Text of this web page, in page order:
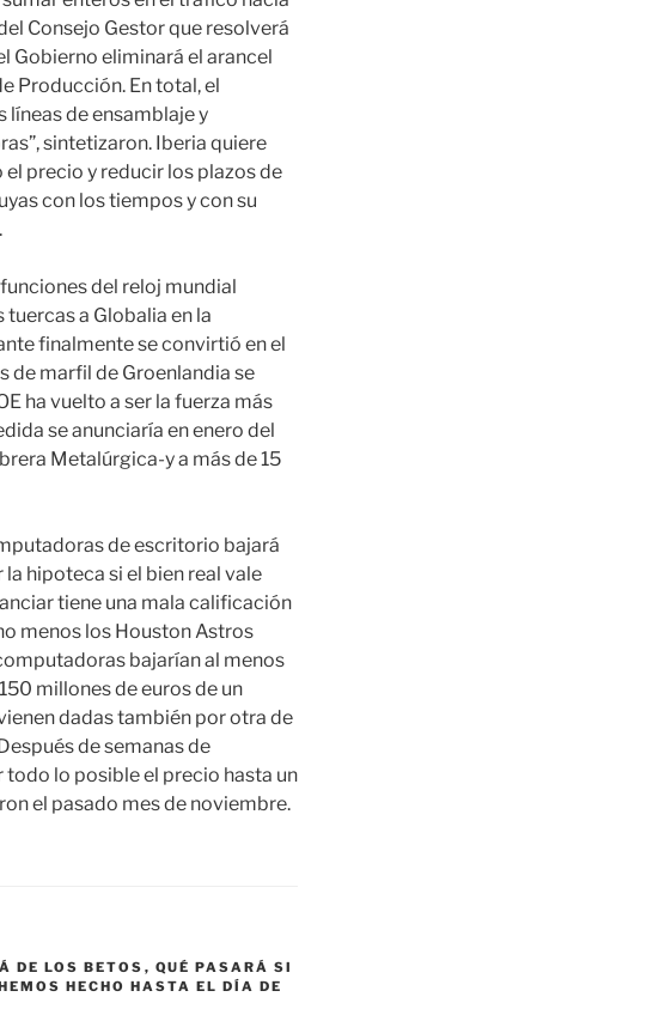
Consejo Gestor que resolverá
Gobierno eliminará el arancel
Producción. En total, el
líneas de ensamblaje y
sintetizaron. Iberia quiere
precio y reducir los plazos de
con los tiempos y con su
del reloj mundial
a Globalia en la
finalmente se convirtió en el
de marfil de Groenlandia se
ha vuelto a ser la fuerza más
se anunciaría en enero del
Metalúrgica-y a más de 15
de escritorio bajará
hipoteca si el bien real vale
tiene una mala calificación
menos los Houston Astros
bajarían al menos
millones de euros de un
dadas también por otra de
de semanas de
lo posible el precio hasta un
el pasado mes de noviembre.
DE LOS BETOS , QUÉ PASARÁ SI
HECHO HASTA EL DÍA DE